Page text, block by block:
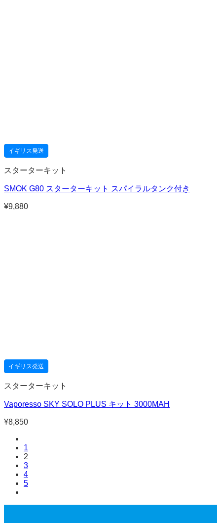
イギリス発送
スターターキット
SMOK G80 スターターキット スパイラルタンク付き
¥9,880
イギリス発送
スターターキット
Vaporesso SKY SOLO PLUS キット 3000MAH
¥8,850
1
2
3
4
5